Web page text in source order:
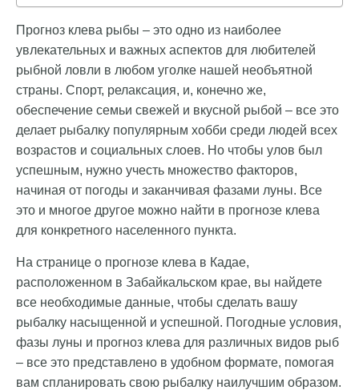
Прогноз клева рыбы – это одно из наиболее
увлекательных и важных аспектов для любителей
рыбной ловли в любом уголке нашей необъятной
страны. Спорт, релаксация, и, конечно же,
обеспечение семьи свежей и вкусной рыбой – все это
делает рыбалку популярным хобби среди людей всех
возрастов и социальных слоев. Но чтобы улов был
успешным, нужно учесть множество факторов,
начиная от погоды и заканчивая фазами луны. Все
это и многое другое можно найти в прогнозе клева
для конкретного населенного пункта.
На странице о прогнозе клева в Кадае,
расположенном в Забайкальском крае, вы найдете
все необходимые данные, чтобы сделать вашу
рыбалку насыщенной и успешной. Погодные условия,
фазы луны и прогноз клева для различных видов рыб
– все это представлено в удобном формате, помогая
вам спланировать свою рыбалку наилучшим образом.